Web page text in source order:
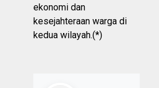
ekonomi dan
kesejahteraan warga di
kedua wilayah.(*)